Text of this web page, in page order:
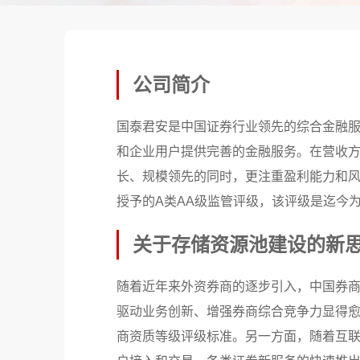
公司简介
国泰君安是中国证券行业领先的综合金融
和企业用户提供完善的金融服务。在营收
长、规模领先的同时，更注重盈利能力和
授予的A类AA级监管评级，该评级是迄今
关于存储资源池建设的新
随着近年来外资券商的逐步引入，中国券
驱动业务创新、增强券商综合竞争力显得
商资质等级评级标准。另一方面，随着互